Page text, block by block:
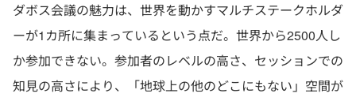
ダボス会議の魅力は、世界を動かすマルチステークホルダ
ーが1カ所に集まっているという点だ。世界から2500人し
か参加できない。参加者のレベルの高さ、セッションでの
知見の高さにより、「地球上の他のどこにもない」空間が